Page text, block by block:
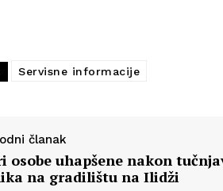
Servisne informacije
članak
osobe uhapšene nakon
na gradilištu na Ilidži